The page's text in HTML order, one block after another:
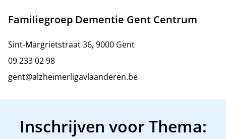
Familiegroep Dementie Gent Centrum
Sint-Margrietstraat 36, 9000 Gent
09 233 02 98
gent@alzheimerligavlaanderen.be
Inschrijven voor Thema: